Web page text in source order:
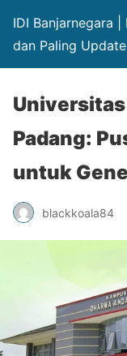
IDI Banjarnegara
dan Paling
Padang:
untuk
blackkoala84